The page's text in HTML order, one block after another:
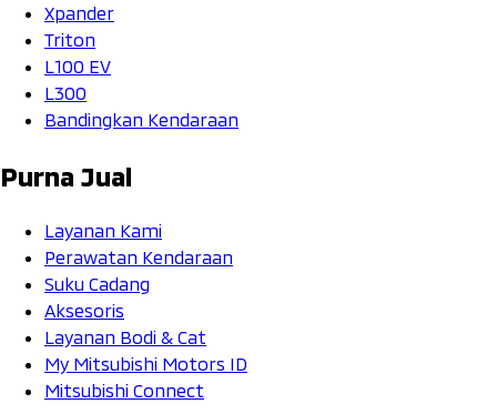
Xpander
Triton
L100 EV
L300
Bandingkan Kendaraan
Purna Jual
Layanan Kami
Perawatan Kendaraan
Suku Cadang
Aksesoris
Layanan Bodi & Cat
My Mitsubishi Motors ID
Mitsubishi Connect